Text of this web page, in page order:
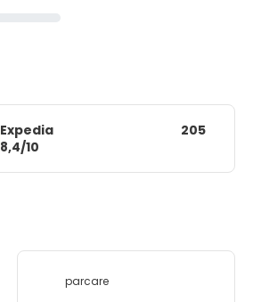
Expedia
8,4/10
205
parcare